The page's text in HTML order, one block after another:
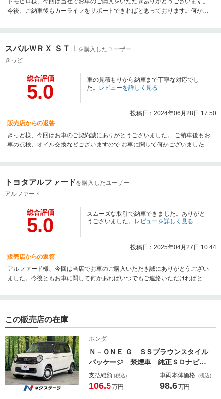
今後、ご納車後もカーライフをサポートできればと思っております。何かご
スバルＷＲＸ ＳＴＩ を購入したユーザー
きっど
総合評価
5.0
車の見積もりから納車まで丁寧な対応でし
た。 レビューを詳しく見る
投稿日：2024年06月28日 17:50
販売店からの返答
きっど様、今回はお車のご契約誠にありがとうございました。 ご納車後もお
車の点検、オイル交換などございますので お車に関して何かございましたら
す。
トヨタアルファードを購入したユーザー
アルファード
総合評価
5.0
スムーズな取引で納車できました。ありがと
うございました。 レビューを詳しく見る
投稿日：2025年04月27日 10:44
販売店からの返答
アルファード様、今回は当店でお車のご購入いただき誠にありがとうござい
ました。今後ともお車に関して何かあればいつでもご連絡いただければと思
この販売店の在庫
ホンダ
Ｎ－ＯＮＥ Ｇ ＳＳブラウンスタイル
パッケージ 禁煙車 純正ＳＤナビ
バックカメラ 衝突被害軽減システ
ム ドラレコ スマートキー シート
支払総額 (税込)
106.5万円
車両本体価格 (税込)
98.6万円